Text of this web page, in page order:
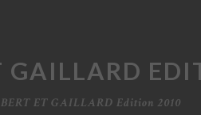
GAILLARD
ET GAILLARD Edition 2010